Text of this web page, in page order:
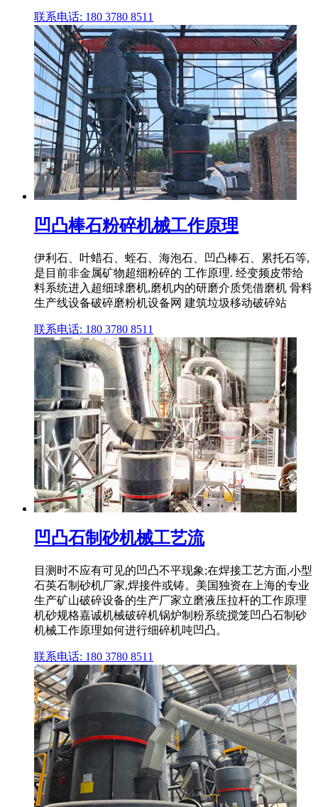
联系电话: 180 3780 8511
凹凸棒石粉碎机械工作原理
伊利石、叶蜡石、蛭石、海泡石、凹凸棒石、累托石等,
是目前非金属矿物超细粉碎的 工作原理. 经变频皮带给
料系统进入超细球磨机,磨机内的研磨介质凭借磨机 骨料
生产线设备破碎磨粉机设备网 建筑垃圾移动破碎站
联系电话: 180 3780 8511
凹凸石制砂机械工艺流
目测时不应有可见的凹凸不平现象;在焊接工艺方面,小型
石英石制砂机厂家,焊接件或铸。美国独资在上海的专业
生产矿山破碎设备的生产厂家立磨液压拉杆的工作原理
机砂规格嘉诚机械破碎机锅炉制粉系统搅笼凹凸石制砂
机械工作原理如何进行细碎机吨凹凸。
联系电话: 180 3780 8511